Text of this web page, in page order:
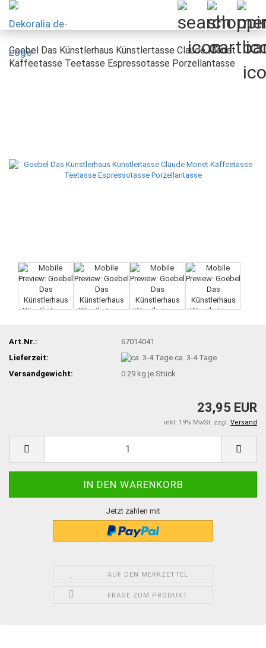
Goebel Das Künstlerhaus Künstlertasse Claude Monet
Kaffeetasse Teetasse Espressotasse Porzellantasse
Art.Nr.:
67014041
Lieferzeit:
ca. 3-4 Tage
Versandgewicht:
0.29 kg je Stück
23,95 EUR
inkl. 19% MwSt. zzgl. Versand
Jetzt zahlen mit
AUF DEN MERKZETTEL
FRAGE ZUM PRODUKT